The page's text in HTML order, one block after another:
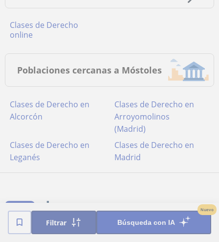
Filtrar Búsqueda con IA
Nuevo
Clases de Derecho
online
Poblaciones cercanas a Móstoles
Clases de Derecho en
Alcorcón
Clases de Derecho en
Arroyomolinos
(Madrid)
Clases de Derecho en
Leganés
Clases de Derecho en
Madrid